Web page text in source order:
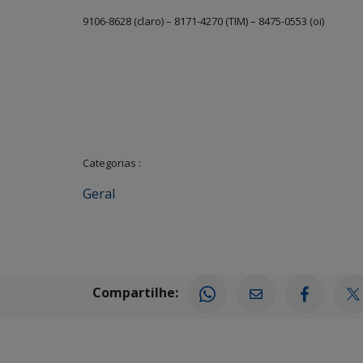
9106-8628 (claro) – 8171-4270 (TIM) – 8475-0553 (oi)
Categorias :
Geral
Compartilhe: